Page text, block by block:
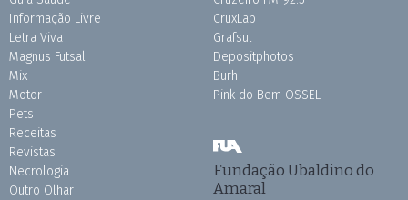
Informação Livre
Letra Viva
Magnus Futsal
Mix
Motor
Pets
Receitas
Revistas
Necrologia
Outro Olhar
CruxLab
Grafsul
Depositphotos
Burh
Pink do Bem OSSEL
Fundação Ubaldino do
Amaral